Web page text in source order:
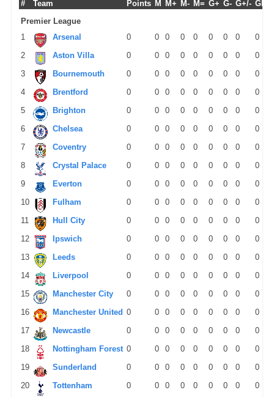
# Team Points M M+ M- M= G+ G- G+/- GPM
Premier League
1
Arsenal 0 0 0 0 0 0 0 0
0
2
Aston Villa 0 0 0 0 0 0 0 0
0
3
Bournemouth 0 0 0 0 0 0 0 0
0
4
Brentford 0 0 0 0 0 0 0 0
0
5
Brighton 0 0 0 0 0 0 0 0
0
6
Chelsea 0 0 0 0 0 0 0 0
0
7
Coventry 0 0 0 0 0 0 0 0
0
8
Crystal Palace 0 0 0 0 0 0 0 0
0
9
Everton 0 0 0 0 0 0 0 0
0
10
Fulham 0 0 0 0 0 0 0 0
0
11
Hull City 0 0 0 0 0 0 0 0
0
12
Ipswich 0 0 0 0 0 0 0 0
0
13
Leeds 0 0 0 0 0 0 0 0
0
14
Liverpool 0 0 0 0 0 0 0 0
0
15
Manchester City 0 0 0 0 0 0 0 0
0
16
Manchester United 0 0 0 0 0 0 0 0
0
17
Newcastle 0 0 0 0 0 0 0 0
0
18
Nottingham Forest 0 0 0 0 0 0 0 0
0
19
Sunderland 0 0 0 0 0 0 0 0
0
20
Tottenham 0 0 0 0 0 0 0 0 0